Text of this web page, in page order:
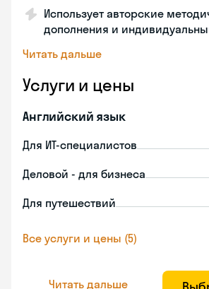
Использует авторские
дополнения и
Читать дальше
Услуги и цены
Английский язык
Для ИТ-специалистов
Деловой - для бизнеса
Для путешествий
Все услуги и цены (5)
Читать дальше